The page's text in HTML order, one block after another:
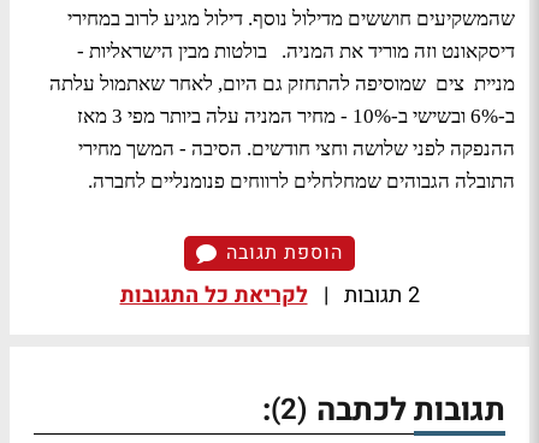
שהמשקיעים חוששים מדילול נוסף. דילול מגיע לרוב במחירי
דיסקאונט וזה מוריד את המניה. בולטות מבין הישראליות -
מניית צים שמוסיפה להתחזק גם היום, לאחר שאתמול עלתה
ב-6% ובשישי ב-10% - מחיר המניה עלה ביותר מפי 3 מאז
ההנפקה לפני שלושה וחצי חודשים. הסיבה - המשך מחירי
התובלה הגבוהים שמחלחלים לרווחים פנומנליים לחברה.
הוספת תגובה
2 תגובות | לקריאת כל התגובות
תגובות לכתבה (2)
: